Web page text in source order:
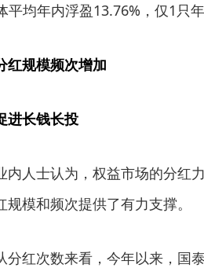
平均年内浮盈13.76%，仅1只年
红规模频次增加
进长钱长投
内人士认为，权益市场的分红
规模和频次提供了有力支撑。
分红次数来看，今年以来，国